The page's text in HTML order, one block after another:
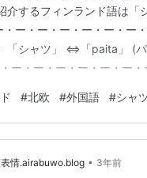
介するフィンランド語は「
・ー・ー・ー・ー・ー・ー
「シャツ」 ⇔「paita」 (
・ー・ー・ー・ー・ー・
す。」 ⇔「Ystävälläni on
paita.」 (ィユスタヴァッ
ーレアンシニネン パイタ
blue shirt.」 ・ー・…
#北欧 #外国語 #シャ
情.airabuwo.blog • 3年前